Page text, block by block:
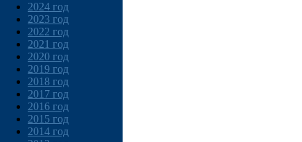
2024 год
2023 год
2022 год
2021 год
2020 год
2019 год
2018 год
2017 год
2016 год
2015 год
2014 год